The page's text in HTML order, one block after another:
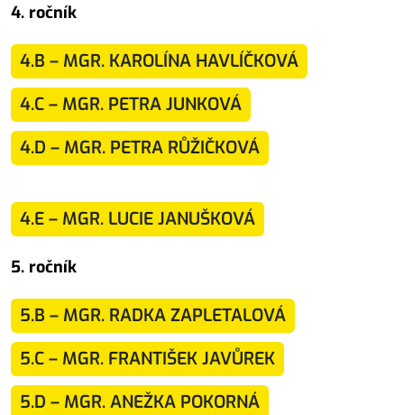
4. ročník
4.B – MGR. KAROLÍNA HAVLÍČKOVÁ
4.C – MGR. PETRA JUNKOVÁ
4.D – MGR. PETRA RŮŽIČKOVÁ
4.E – MGR. LUCIE JANUŠKOVÁ
5. ročník
5.B – MGR. RADKA ZAPLETALOVÁ
5.C – MGR. FRANTIŠEK JAVŮREK
5.D – MGR. ANEŽKA POKORNÁ